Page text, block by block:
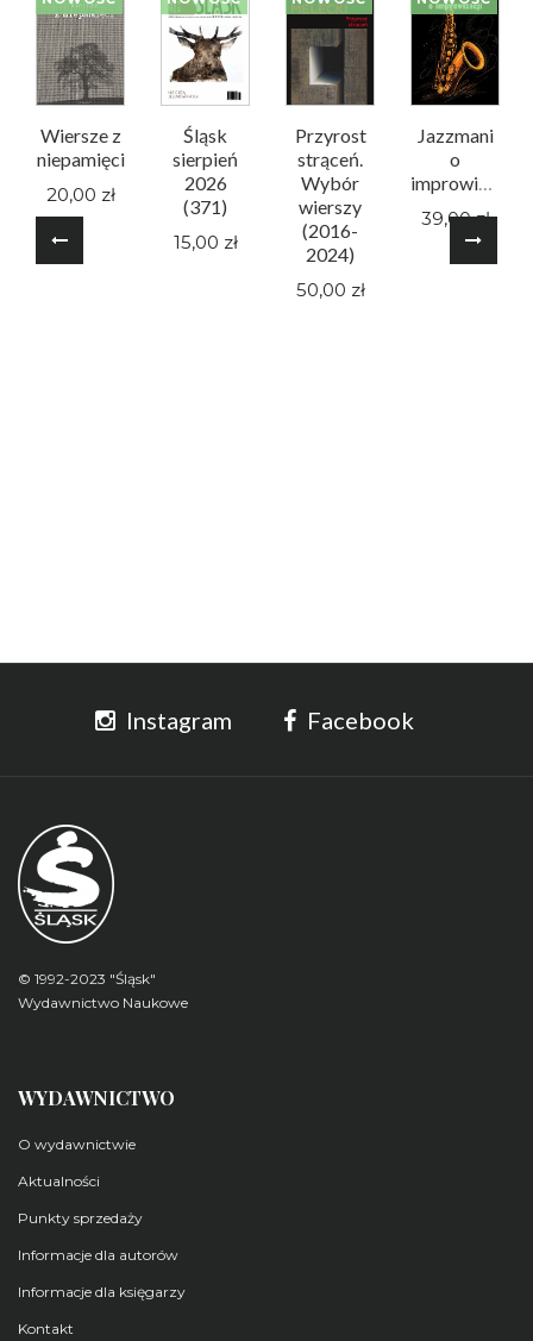
Wiersze z
niepamięci
20,00 zł
Śląsk
sierpień
2026
(371)
15,00 zł
Przyrost
strąceń.
Wybór
wierszy
(2016-
2024)
50,00 zł
Jazzmani
o
improwizacji
39,00 zł
Instagram Facebook
© 1992-2023 "Śląsk"
Wydawnictwo Naukowe
WYDAWNICTWO
O wydawnictwie
Aktualności
Punkty sprzedaży
Informacje dla autorów
Informacje dla księgarzy
Kontakt